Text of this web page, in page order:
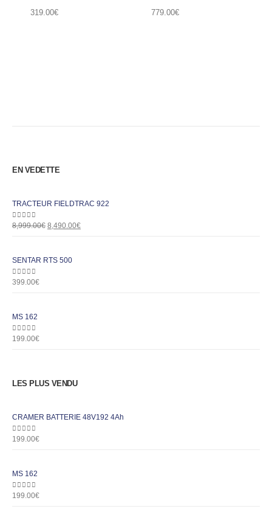
319.00€ 779.00€
EN VEDETTE
TRACTEUR FIELDTRAC 922
0out of 5
8,999.00€ 8,490.00€
SENTAR RTS 500
0out of 5
399.00€
MS 162
0out of 5
199.00€
LES PLUS VENDU
CRAMER BATTERIE 48V192 4Ah
0out of 5
199.00€
MS 162
0out of 5
199.00€